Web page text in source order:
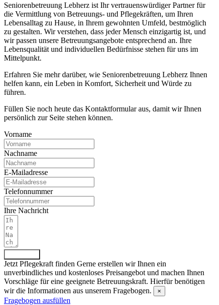
Seniorenbetreuung Lebherz ist Ihr vertrauenswürdiger Partner für
die Vermittlung von Betreuungs- und Pflegekräften, um Ihren
Lebensalltag zu Hause, in Ihrem gewohnten Umfeld, bestmöglich
zu gestalten. Wir verstehen, dass jeder Mensch einzigartig ist, und
wir passen unsere Betreuungsangebote entsprechend an. Ihre
Lebensqualität und individuellen Bedürfnisse stehen für uns im
Mittelpunkt.
Erfahren Sie mehr darüber, wie Seniorenbetreuung Lebherz Ihnen
helfen kann, ein Leben in Komfort, Sicherheit und Würde zu
führen.
Füllen Sie noch heute das Kontaktformular aus, damit wir Ihnen
persönlich zur Seite stehen können.
Vorname
Nachname
E-Mailadresse
Telefonnummer
Ihre Nachricht
Jetzt Pflegekraft finden Gerne erstellen wir Ihnen ein
unverbindliches und kostenloses Preisangebot und machen Ihnen
Vorschläge für eine geeignete Betreuungskraft. Hierfür benötigen
wir die Informationen aus unserem Fragebogen.
×
Fragebogen ausfüllen